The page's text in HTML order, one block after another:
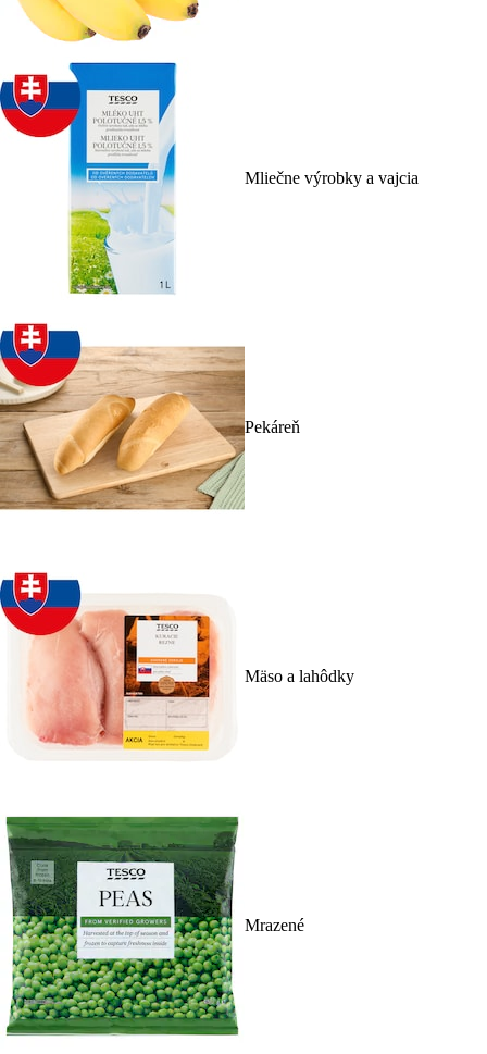
Mliečne výrobky a vajcia
Pekáreň
Mäso a lahôdky
Mrazené